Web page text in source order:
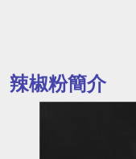
辣椒粉簡介